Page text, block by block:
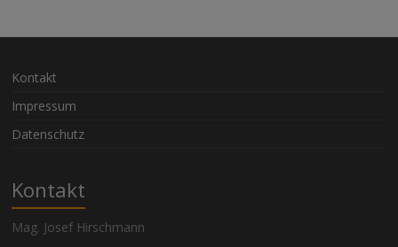
Kontakt
Impressum
Datenschutz
Kontakt
Mag. Josef Hirschmann